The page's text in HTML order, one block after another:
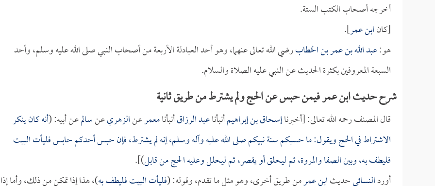
أخرجه أصحاب الكتب الستة.
[كانابن عمر].
هو:عبد الله بن عمر بن الخطابرضي الله تعالى عنهما، وهو أحد العبادلة الأربعة من أصحاب النبي صلى الله عليه وسلم، وأحد
السبعة المعروفين بكثرة الحديث عن النبي عليه الصلاة والسلام.
شرح حديث ابن عمر فيمن حبس عن الحج ولم يشترط من طريق ثانية
قال المصنف رحمه الله تعالى: [أخبرناإسحاق بن إبراهيمأنبأناعبد الرزاقأنبأنامعمرعنالزهريعنسالمعن أبيه: (أنه كان ينكر
الاشتراط في الحج ويقول: ما حسبكم سنة نبيكم صلى الله عليه وآله وسلم، إنه لم يشترط، فإن حبس أحدكم حابس فليأت البيت
فليطف به، وبين الصفا والمروة، ثم ليحلق أو يقصر، ثم ليحلل وعليه الحج من قابل)].
أوردالنسائيحديثابن عمرمن طريق أخرى، وهو مثل ما تقدم، وقوله: (فليأت البيت فليطف به)، هذا إذا تمكن من ذلك، وأما إذا